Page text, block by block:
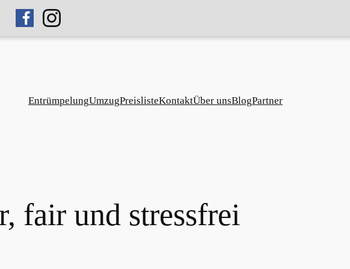
EntrümpelungUmzugPreislisteKontaktÜber unsBlogPartner
fair und stressfrei